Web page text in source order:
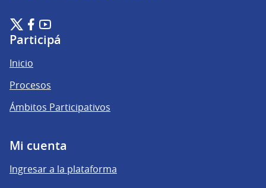
Plataforma de Participación Ciudadana Digital en X
(Enlace externo)
Plataforma de Participación Ciudadana Digital en Facebook
(Enlace externo)
Plataforma de Participación Ciudadana Digital en
(Enlace externo)
Participá
Inicio
Procesos
Ámbitos Participativos
Mi cuenta
Ingresar a la plataforma